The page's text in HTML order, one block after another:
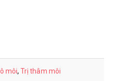
môi,Trị thâm môi